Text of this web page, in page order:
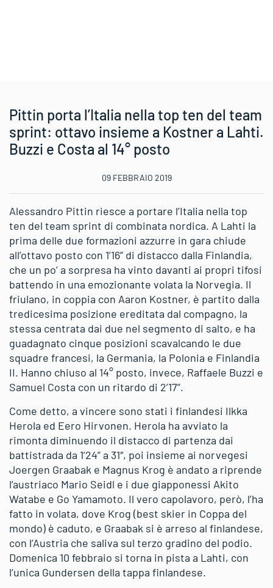
Pittin porta l’Italia nella top ten del team
sprint: ottavo insieme a Kostner a Lahti.
Buzzi e Costa al 14° posto
09 FEBBRAIO 2019
Alessandro Pittin riesce a portare l’Italia nella top
ten del team sprint di combinata nordica. A Lahti la
prima delle due formazioni azzurre in gara chiude
all’ottavo posto con 1’16” di distacco dalla Finlandia,
che un po’ a sorpresa ha vinto davanti ai propri tifosi
battendo in una emozionante volata la Norvegia. Il
friulano, in coppia con Aaron Kostner, è partito dalla
tredicesima posizione ereditata dal compagno, la
stessa centrata dai due nel segmento di salto, e ha
guadagnato cinque posizioni scavalcando le due
squadre francesi, la Germania, la Polonia e Finlandia
II. Hanno chiuso al 14° posto, invece, Raffaele Buzzi e
Samuel Costa con un ritardo di 2’17”.
Come detto, a vincere sono stati i finlandesi Ilkka
Herola ed Eero Hirvonen. Herola ha avviato la
rimonta diminuendo il distacco di partenza dai
battistrada da 1’24” a 31″, poi insieme ai norvegesi
Joergen Graabak e Magnus Krog è andato a riprende
l’austriaco Mario Seidl e i due giapponessi Akito
Watabe e Go Yamamoto. Il vero capolavoro, però, l’ha
fatto in volata, dove Krog (best skier in Coppa del
mondo) è caduto, e Graabak si è arreso al finlandese,
con l’Austria che saliva sul terzo gradino del podio.
Domenica 10 febbraio si torna in pista a Lahti, con
l’unica Gundersen della tappa finlandese.